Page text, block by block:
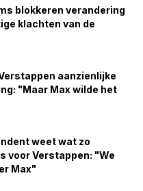
blokkeren verandering
klachten van de
aanzienlijke
"Maar Max wilde het
weet wat zo
voor Verstappen: "We
Max"